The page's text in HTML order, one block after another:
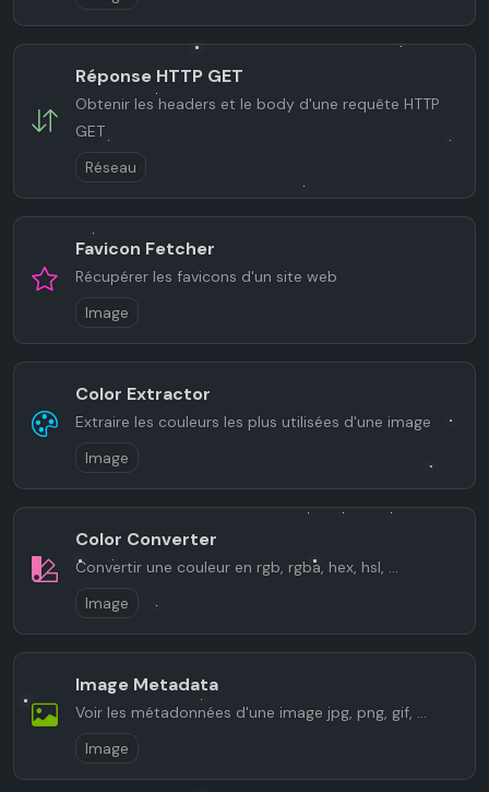
Réponse HTTP GET
Obtenir les headers et le body d'une requête HTTP
GET
Réseau
Favicon Fetcher
Récupérer les favicons d'un site web
Image
Color Extractor
Extraire les couleurs les plus utilisées d'une image
Image
Color Converter
Convertir une couleur en rgb, rgba, hex, hsl, ...
Image
Image Metadata
Voir les métadonnées d'une image jpg, png, gif, ...
Image